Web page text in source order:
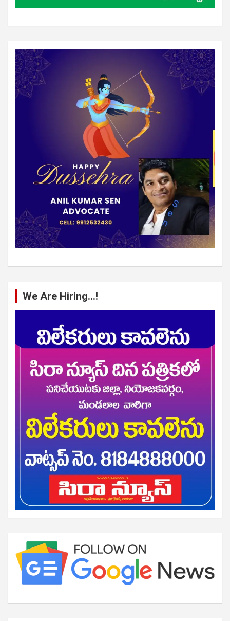
We Are Hiring…!